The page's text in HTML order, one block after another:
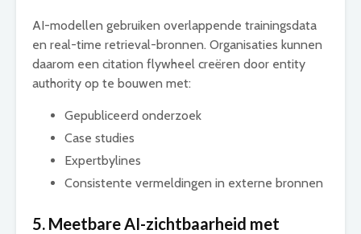
AI-modellen gebruiken overlappende trainingsdata
en real-time retrieval-bronnen. Organisaties kunnen
daarom een citation flywheel creëren door entity
authority op te bouwen met:
Gepubliceerd onderzoek
Case studies
Expertbylines
Consistente vermeldingen in externe bronnen
5. Meetbare AI-zichtbaarheid met